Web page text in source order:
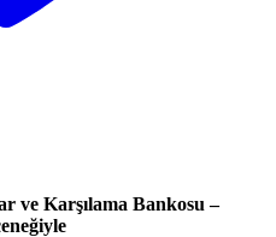
ve Karşılama Bankosu –